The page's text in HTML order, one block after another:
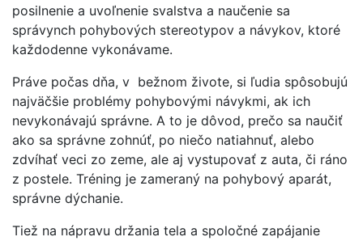
posilnenie a uvoľnenie svalstva a naučenie sa
správynch pohybových stereotypov a návykov, ktoré
každodenne vykonávame.
Práve počas dňa, v bežnom živote, si ľudia spôsobujú
najväčšie problémy pohybovými návykmi, ak ich
nevykonávajú správne. A to je dôvod, prečo sa naučiť
ako sa správne zohnúť, po niečo natiahnuť, alebo
zdvíhať veci zo zeme, ale aj vystupovať z auta, či ráno
z postele. Tréning je zameraný na pohybový aparát,
správne dýchanie.
Tiež na nápravu držania tela a spoločné zapájanie